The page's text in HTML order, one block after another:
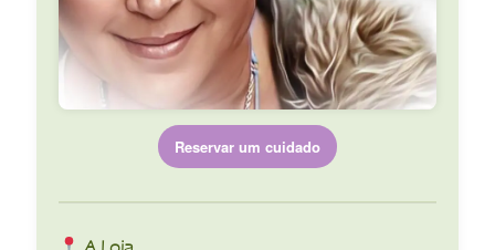
Reservar um cuidado